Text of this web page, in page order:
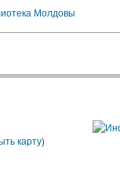
Молдовы
карту)